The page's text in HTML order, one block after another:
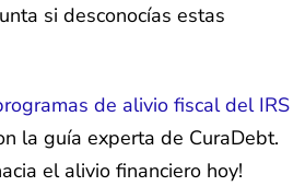
si desconocías estas
de alivio fiscal del IRS
la guía experta de CuraDebt.
el alivio financiero hoy!